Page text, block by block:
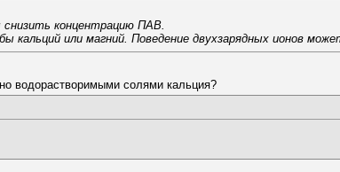
концентрацию ПАВ.
кальций или магний. Поведение двухзарядных ионов
водорастворимыми солями кальция?